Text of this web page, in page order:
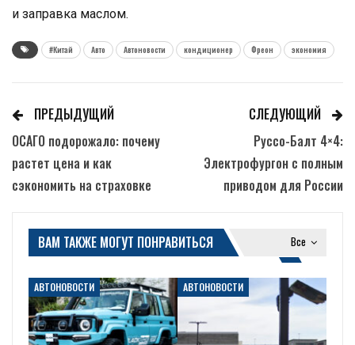
и заправка маслом.
#Китай Авто Автоновости кондиционер Фреон экономия
ПРЕДЫДУЩИЙ
ОСАГО подорожало: почему
растет цена и как
сэкономить на страховке
СЛЕДУЮЩИЙ
Руссо-Балт 4×4:
Электрофургон с полным
приводом для России
Все
ВАМ ТАКЖЕ МОГУТ ПОНРАВИТЬСЯ
АВТОНОВОСТИ АВТОНОВОСТИ